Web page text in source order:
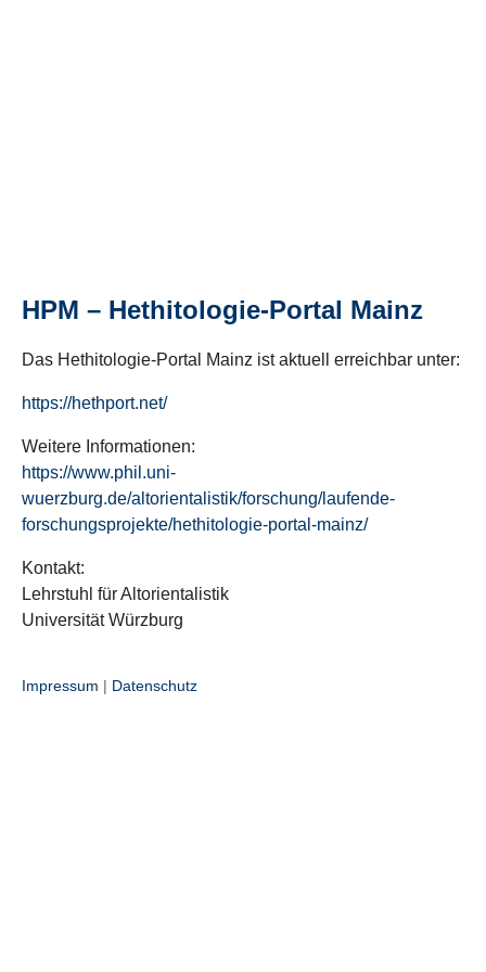
HPM – Hethitologie-Portal Mainz
Das Hethitologie-Portal Mainz ist aktuell erreichbar unter:
https://hethport.net/
Weitere Informationen:
https://www.phil.uni-
wuerzburg.de/altorientalistik/forschung/laufende-
forschungsprojekte/hethitologie-portal-mainz/
Kontakt:
Lehrstuhl für Altorientalistik
Universität Würzburg
Impressum | Datenschutz